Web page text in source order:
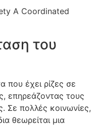
A Coordinated
του
που έχει ρίζες σε
επηρεάζοντας τους
Σε πολλές κοινωνίες,
θεωρείται μια